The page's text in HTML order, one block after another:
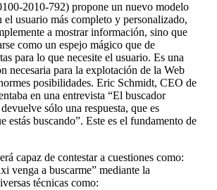
2010-792) propone un nuevo modelo
el usuario más completo y personalizado,
a mostrar información, sino que
como un espejo mágico que de
para lo que necesite el usuario. Es una
necesaria para la explotación de la Web
posibilidades. Eric Schmidt, CEO de
en una entrevista “El buscador
sólo una respuesta, que es
estás buscando”. Este es el fundamento de
capaz de contestar a cuestiones como:
venga a buscarme” mediante la
técnicas como: